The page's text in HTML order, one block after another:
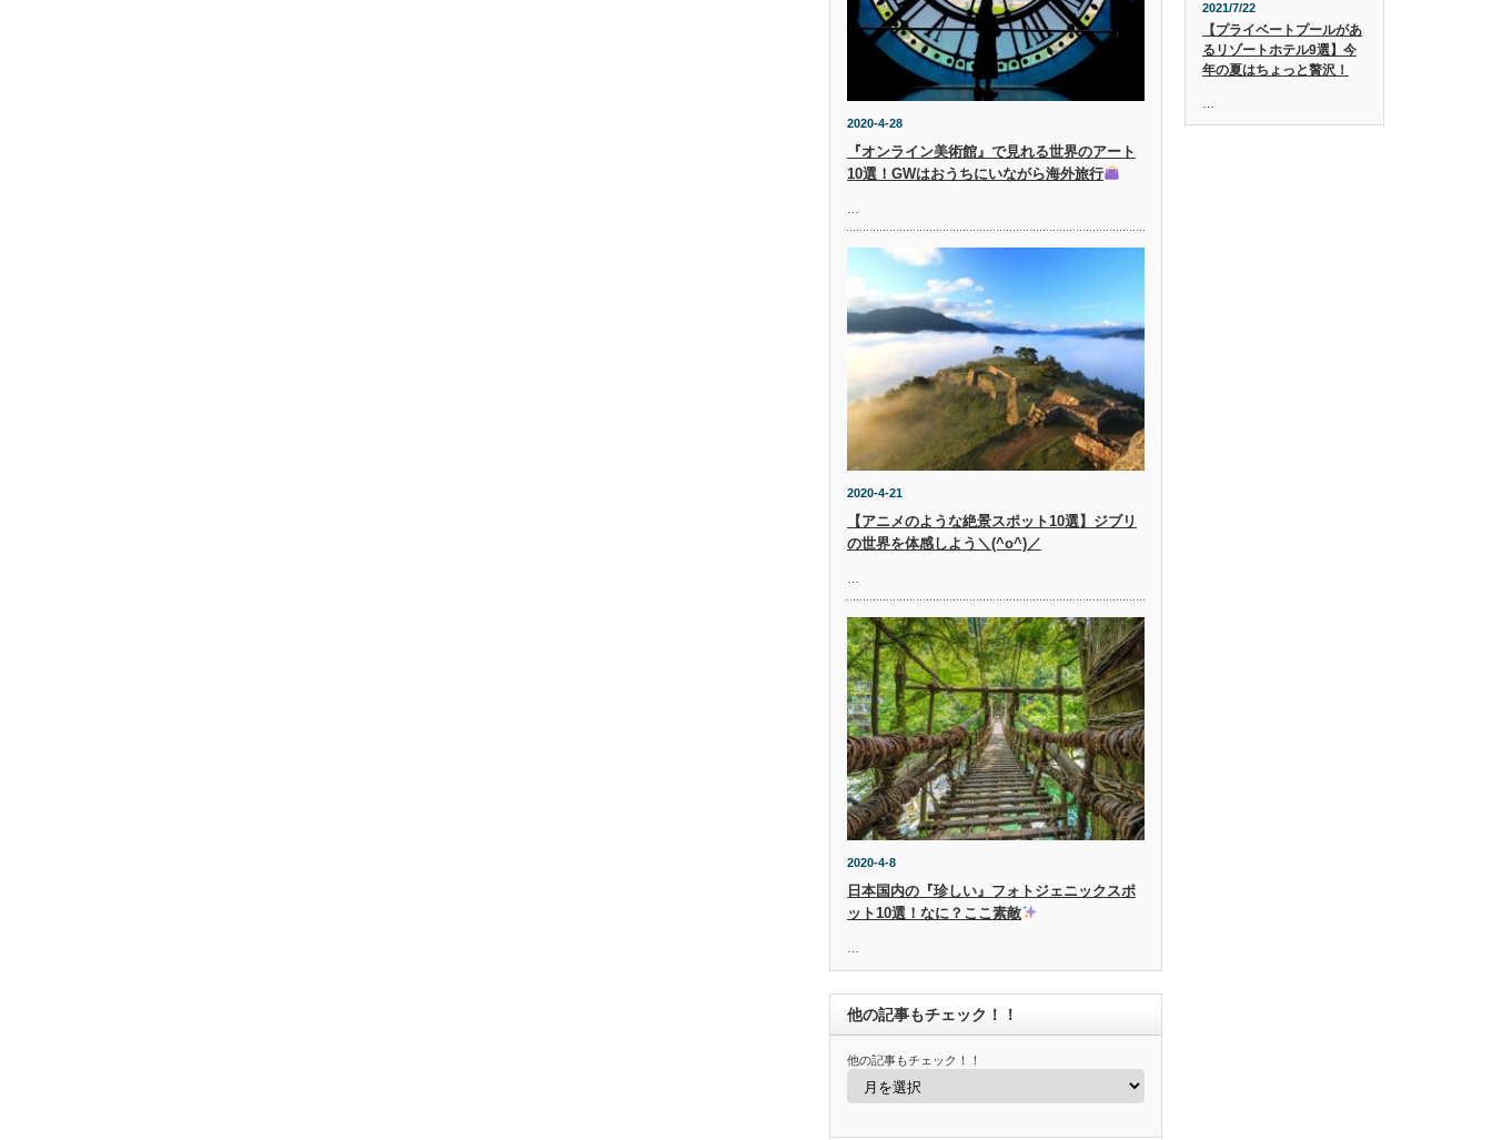
2020-4-28
『オンライン美術館』で見れる世界のアート
10選！GWはおうちにいながら海外旅行
2020-4-21
【アニメのような絶景スポット10選】ジブリ
の世界を体感しよう＼(^o^)／
2020-4-8
日本国内の『珍しい』フォトジェニックスポ
ット10選！なに？ここ素敵
他の記事もチェック！！
他の記事もチェック！！
2021/7/22
【プライベートプールがあ
るリゾートホテル9選】今
年の夏はちょっと贅沢！